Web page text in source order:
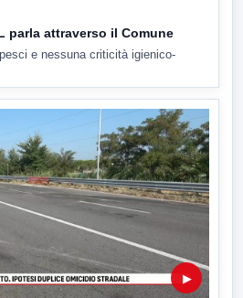
parla attraverso il Comune
e nessuna criticità igienico-
▶